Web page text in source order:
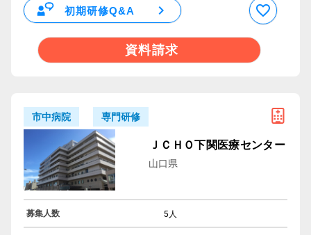
初期研修Q&A
資料請求
市中病院 専門研修
ＪＣＨＯ下関医療センター
山口県
募集人数 5人